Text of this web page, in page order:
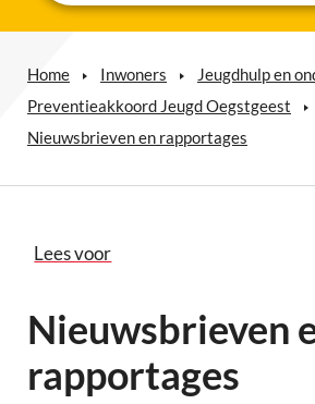
Home Inwoners
Jeugdhulp en
Preventieakkoord Jeugd Oegstgeest
Nieuwsbrieven en rapportages
Lees voor
Nieuwsbrieven
rapportages